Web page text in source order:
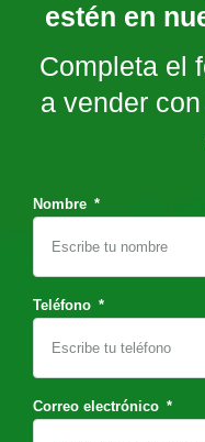
estén en
Completa el
a vender
Nombre
Teléfono
Correo electrónico